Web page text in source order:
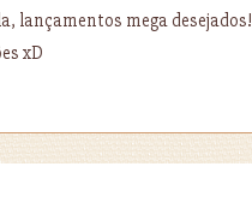
lançamentos mega desejados!
xD